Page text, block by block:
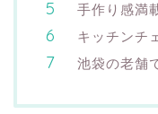
手作り感満
キッチンチ
池袋の老舗